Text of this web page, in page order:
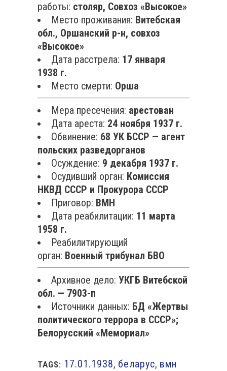
работы: столяр, Совхоз «Высокое»
Место проживания: Витебская
обл., Оршанский р-н, совхоз
«Высокое»
Дата расстрела: 17 января
1938 г.
Место смерти: Орша
Мера пресечения: арестован
Дата ареста: 24 ноября 1937 г.
Обвинение: 68 УК БССР — агент
польских разведорганов
Осуждение: 9 декабря 1937 г.
Осудивший орган: Комиссия
НКВД СССР и Прокурора СССР
Приговор: ВМН
Дата реабилитации: 11 марта
1958 г.
Реабилитирующий
орган: Военный трибунал БВО
Архивное дело: УКГБ Витебской
обл. — 7903-п
Источники данных: БД «Жертвы
политического террора в СССР»;
Белорусский «Мемориал»
TAGS: 17.01.1938, беларус, вмн